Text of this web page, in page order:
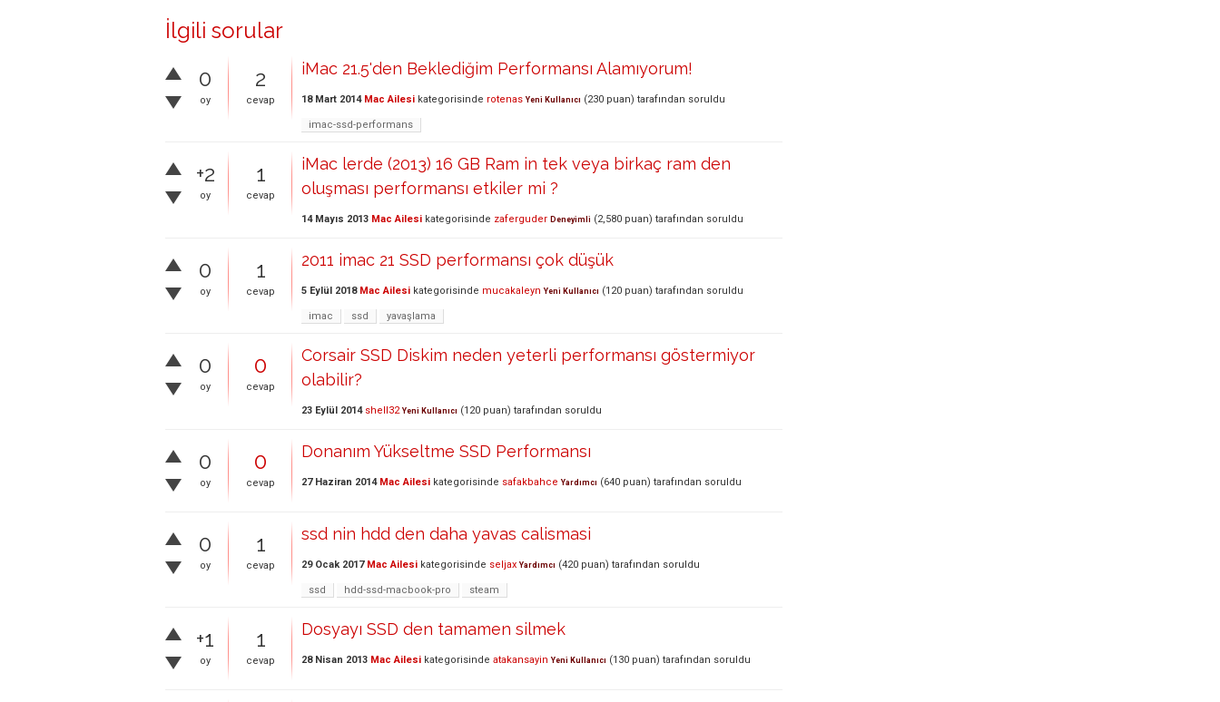
İlgili sorular
0
oy
2
cevap
iMac 21.5'den Beklediğim Performansı Alamıyorum!
18 Mart 2014 Mac Ailesi kategorisinde rotenas Yeni Kullanıcı (230 puan) tarafından soruldu
imac-ssd-performans
+2
oy
1
cevap
iMac lerde (2013) 16 GB Ram in tek veya birkaç ram den
oluşması performansı etkiler mi ?
14 Mayıs 2013 Mac Ailesi kategorisinde zaferguder Deneyimli (2,580 puan) tarafından soruldu
0
oy
1
cevap
2011 imac 21 SSD performansı çok düşük
5 Eylül 2018 Mac Ailesi kategorisinde mucakaleyn Yeni Kullanıcı (120 puan) tarafından soruldu
imac ssd yavaşlama
0
oy
0
cevap
Corsair SSD Diskim neden yeterli performansı göstermiyor
olabilir?
23 Eylül 2014 shell32 Yeni Kullanıcı (120 puan) tarafından soruldu
0
oy
0
cevap
Donanım Yükseltme SSD Performansı
27 Haziran 2014 Mac Ailesi kategorisinde safakbahce Yardımcı (640 puan) tarafından soruldu
0
oy
1
cevap
ssd nin hdd den daha yavas calismasi
29 Ocak 2017 Mac Ailesi kategorisinde seljax Yardımcı (420 puan) tarafından soruldu
ssd hdd-ssd-macbook-pro steam
+1
oy
1
cevap
Dosyayı SSD den tamamen silmek
28 Nisan 2013 Mac Ailesi kategorisinde atakansayin Yeni Kullanıcı (130 puan) tarafından soruldu